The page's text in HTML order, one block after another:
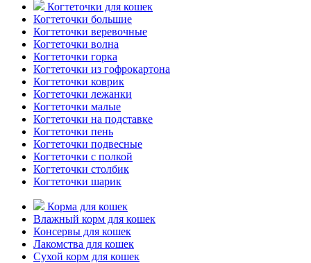
Когтеточки для кошек
Когтеточки большие
Когтеточки веревочные
Когтеточки волна
Когтеточки горка
Когтеточки из гофрокартона
Когтеточки коврик
Когтеточки лежанки
Когтеточки малые
Когтеточки на подставке
Когтеточки пень
Когтеточки подвесные
Когтеточки с полкой
Когтеточки столбик
Когтеточки шарик
Корма для кошек
Влажный корм для кошек
Консервы для кошек
Лакомства для кошек
Сухой корм для кошек